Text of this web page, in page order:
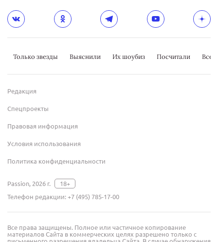
Только звезды Выяснили Их шоубиз Посчитали
Редакция
Спецпроекты
Правовая информация
Условия использования
Политика конфиденциальности
Passion, 2026 г.
18+
Телефон редакции:+7 (495) 785-17-00
Все права защищены. Полное или частичное копирование
материалов Сайта в коммерческих целях разрешено только с